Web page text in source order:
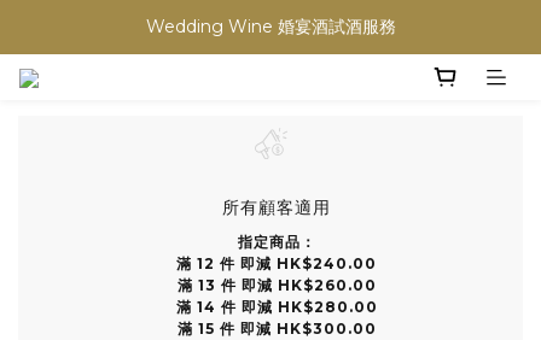
買滿任何酒類 六支 或買滿 $1200 (不限支數) 皆可享免費送貨
Wedding Wine 婚宴酒試酒服務
買滿任何酒類 六支 或買滿 $1200 (不限支數) 皆可享免費送貨
所有顧客適用
指定商品：
滿 12 件 即減 HK$240.00
滿 13 件 即減 HK$260.00
滿 14 件 即減 HK$280.00
滿 15 件 即減 HK$300.00